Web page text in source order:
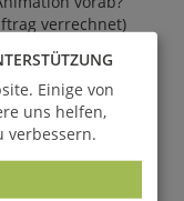
verrechnet)
Gern gestalten
Vorstellungen
AUF EINEN
Einige von
uns helfen,
verbessern.